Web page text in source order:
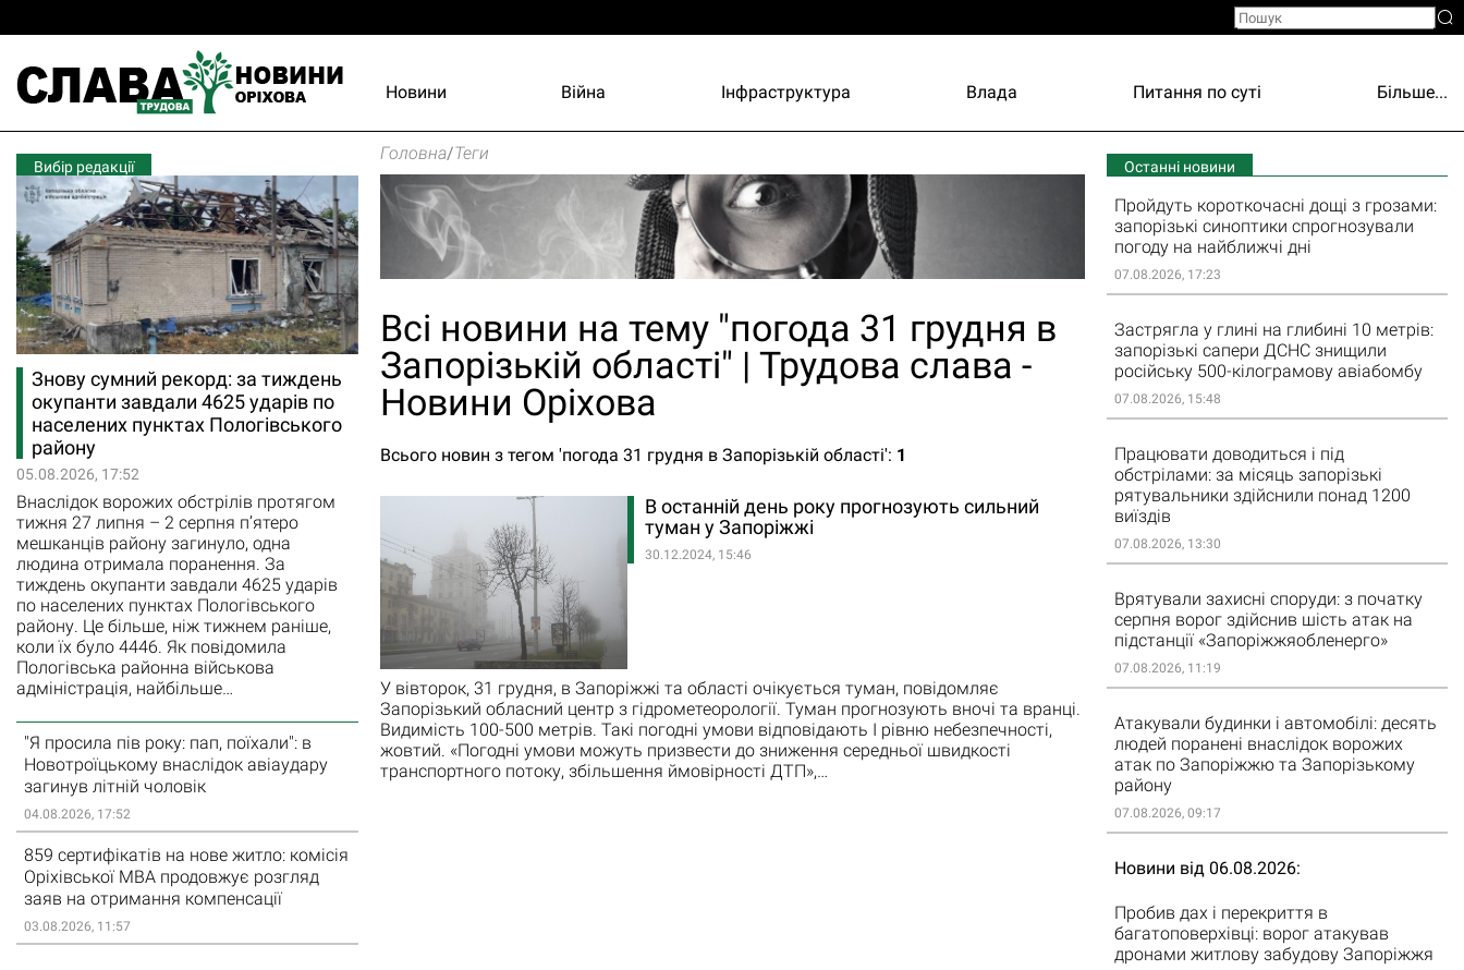
Новини Війна Інфраструктура Влада Питання по суті Більше...
Вибір редакції
Знову сумний рекорд: за тиждень
окупанти завдали 4625 ударів по
населених пунктах Пологівського
району
05.08.2026, 17:52
Внаслідок ворожих обстрілів протягом
тижня 27 липня – 2 серпня п’ятеро
мешканців району загинуло, одна
людина отримала поранення. За
тиждень окупанти завдали 4625 ударів
по населених пунктах Пологівського
району. Це більше, ніж тижнем раніше,
коли їх було 4446. Як повідомила
Пологівська районна військова
адміністрація, найбільше…
"Я просила пів року: пап, поїхали": в
Новотроїцькому внаслідок авіаудару
загинув літній чоловік
04.08.2026, 17:52
859 сертифікатів на нове житло: комісія
Оріхівської МВА продовжує розгляд
заяв на отримання компенсації
03.08.2026, 11:57
Головна/Теги
Всі новини на тему "погода 31 грудня в
Запорізькій області" | Трудова слава -
Новини Оріхова
Всього новин з тегом 'погода 31 грудня в Запорізькій області': 1
В останній день року прогнозують сильний
туман у Запоріжжі
30.12.2024, 15:46
У вівторок, 31 грудня, в Запоріжжі та області очікується туман, повідомляє
Запорізький обласний центр з гідрометеорології. Туман прогнозують вночі та вранці.
Видимість 100-500 метрів. Такі погодні умови відповідають I рівню небезпечності,
жовтий. «Погодні умови можуть призвести до зниження середньої швидкості
транспортного потоку, збільшення ймовірності ДТП»,…
Останні новини
Пройдуть короткочасні дощі з грозами:
запорізькі синоптики спрогнозували
погоду на найближчі дні
07.08.2026, 17:23
Застрягла у глині на глибині 10 метрів:
запорізькі сапери ДСНС знищили
російську 500-кілограмову авіабомбу
07.08.2026, 15:48
Працювати доводиться і під
обстрілами: за місяць запорізькі
рятувальники здійснили понад 1200
виїздів
07.08.2026, 13:30
Врятували захисні споруди: з початку
серпня ворог здійснив шість атак на
підстанції «Запоріжжяобленерго»
07.08.2026, 11:19
Атакували будинки і автомобілі: десять
людей поранені внаслідок ворожих
атак по Запоріжжю та Запорізькому
району
07.08.2026, 09:17
Новини від 06.08.2026
Пробив дах і перекриття в
багатоповерхівці: ворог атакував
дронами житлову забудову Запоріжжя